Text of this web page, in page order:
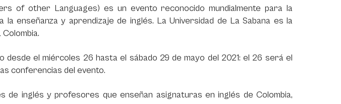
of other Languages) es un evento reconocido mundialmente para la
enseñanza y aprendizaje de inglés. La Universidad de La Sabana es la
desde el miércoles 26 hasta el sábado 29 de mayo del 2021: el 26 será el
conferencias del evento.
de inglés y profesores que enseñan asignaturas en inglés de Colombia,